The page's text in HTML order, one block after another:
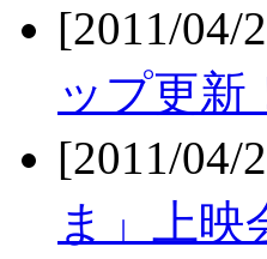
[2011/
ップ更新
[2011/
ま」上